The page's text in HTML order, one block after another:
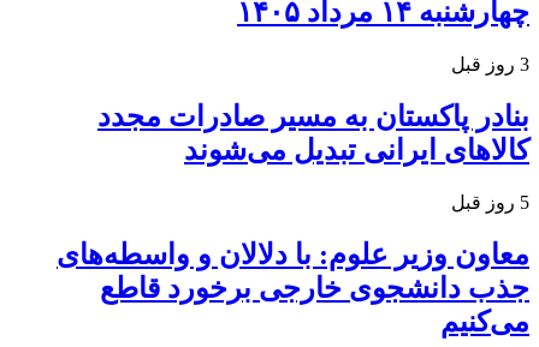
چهارشنبه ۱۴ مرداد ۱۴۰۵
3 روز قبل
بنادر پاکستان به مسیر صادرات مجدد
کالاهای ایرانی تبدیل می‌شوند
5 روز قبل
معاون وزیر علوم: با دلالان و واسطه‌های
جذب دانشجوی خارجی برخورد قاطع
می‌کنیم